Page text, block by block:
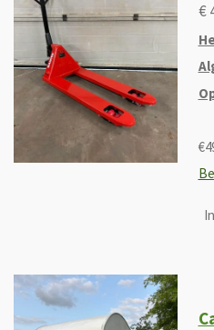
€